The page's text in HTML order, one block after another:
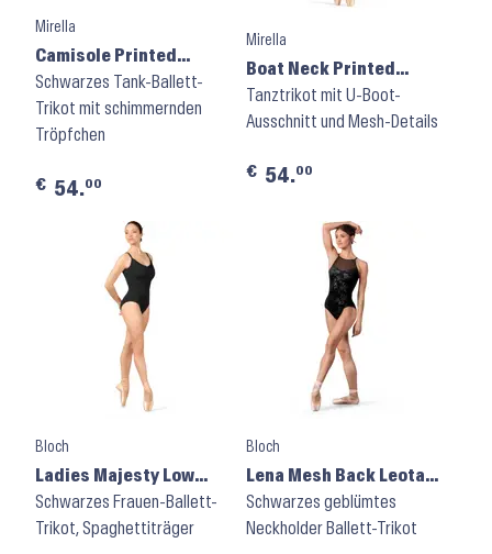
Mirella
Camisole Printed
Leotard Celeste
M70005LM ⬝ Black
Schwarzes Tank-Ballett-
Trikot mit schimmernden
Tröpfchen
€ 54.00
Mirella
Boat Neck Printed
Leotard Celeste
M50005LM ⬝ Black
Tanztrikot mit U-Boot-
Ausschnitt und Mesh-Details
€ 54.00
Bloch
Ladies Majesty Low
Back Leotard M2195LM
⬝ Black
Schwarzes Frauen-Ballett-
Trikot, Spaghettiträger
Bloch
Lena Mesh Back Leotard
L70007 ⬝ Black
Schwarzes geblümtes
Neckholder Ballett-Trikot